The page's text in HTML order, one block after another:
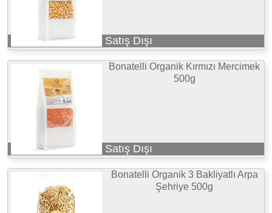
Satış Dışı
Bonatelli Organik Kırmızı Mercimek
500g
Satış Dışı
Bonatelli Organik 3 Bakliyatlı Arpa
Şehriye 500g